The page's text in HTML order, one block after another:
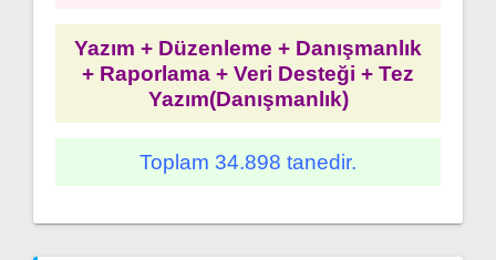
Yazım + Düzenleme + Danışmanlık
+ Raporlama + Veri Desteği + Tez
Yazım(Danışmanlık)
Toplam 34.898 tanedir.